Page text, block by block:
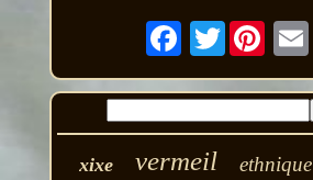
Twitter
xixe vermeil ethnique